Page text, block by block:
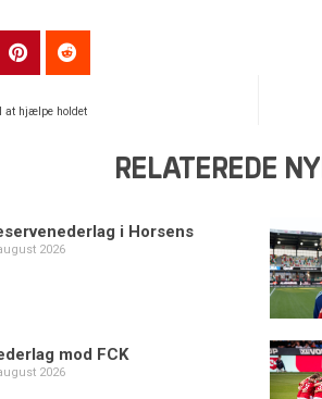
at hjælpe holdet
RELATEREDE
i Horsens
2026
mod FCK
2026